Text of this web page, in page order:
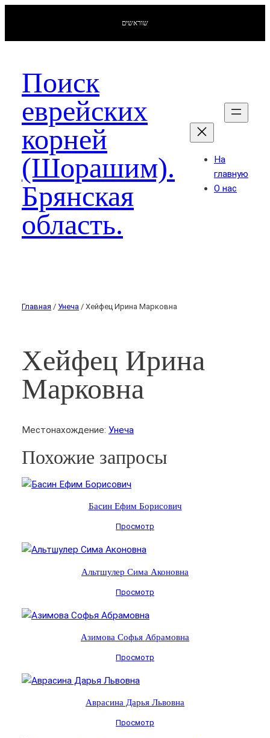
שוראשים
Поиск
еврейских
корней
(Шорашим).
Брянская
область.
На
главную
О нас
Главная / Унеча / Хейфец Ирина Марковна
Хейфец Ирина
Марковна
Местонахождение: Унеча
Похожие запросы
Басин Ефим Борисович
Просмотр
Альтшулер Сима Аконовна
Просмотр
Азимова Софья Абрамовна
Просмотр
Аврасина Дарья Львовна
Просмотр